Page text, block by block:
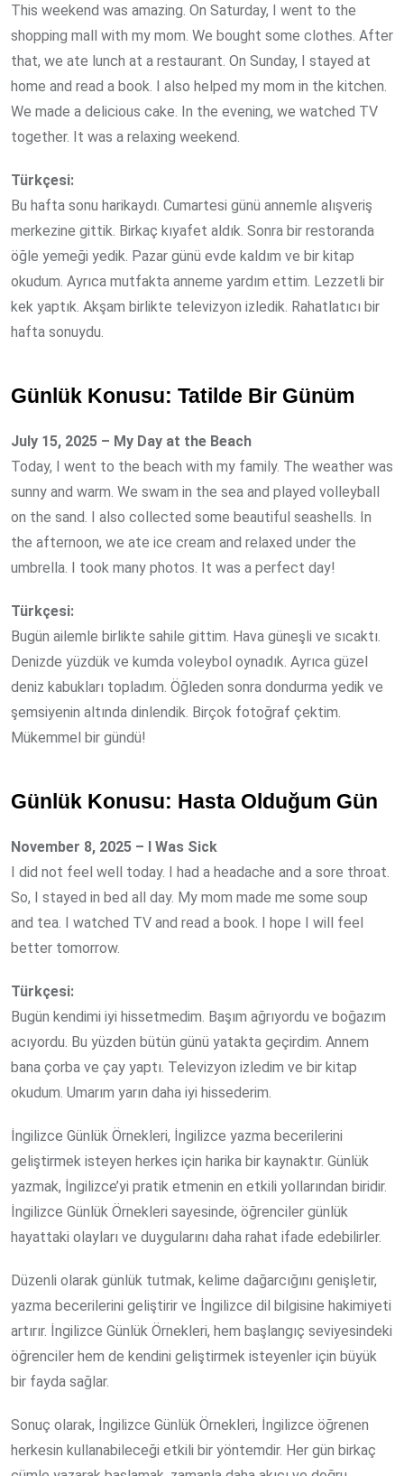
This weekend was amazing. On Saturday, I went to the
shopping mall with my mom. We bought some clothes. After
that, we ate lunch at a restaurant. On Sunday, I stayed at
home and read a book. I also helped my mom in the kitchen.
We made a delicious cake. In the evening, we watched TV
together. It was a relaxing weekend.
Türkçesi:
Bu hafta sonu harikaydı. Cumartesi günü annemle alışveriş
merkezine gittik. Birkaç kıyafet aldık. Sonra bir restoranda
öğle yemeği yedik. Pazar günü evde kaldım ve bir kitap
okudum. Ayrıca mutfakta anneme yardım ettim. Lezzetli bir
kek yaptık. Akşam birlikte televizyon izledik. Rahatlatıcı bir
hafta sonuydu.
Günlük Konusu: Tatilde Bir Günüm
July 15, 2025 – My Day at the Beach
Today, I went to the beach with my family. The weather was
sunny and warm. We swam in the sea and played volleyball
on the sand. I also collected some beautiful seashells. In
the afternoon, we ate ice cream and relaxed under the
umbrella. I took many photos. It was a perfect day!
Türkçesi:
Bugün ailemle birlikte sahile gittim. Hava güneşli ve sıcaktı.
Denizde yüzdük ve kumda voleybol oynadık. Ayrıca güzel
deniz kabukları topladım. Öğleden sonra dondurma yedik ve
şemsiyenin altında dinlendik. Birçok fotoğraf çektim.
Mükemmel bir gündü!
Günlük Konusu: Hasta Olduğum Gün
November 8, 2025 – I Was Sick
I did not feel well today. I had a headache and a sore throat.
So, I stayed in bed all day. My mom made me some soup
and tea. I watched TV and read a book. I hope I will feel
better tomorrow.
Türkçesi:
Bugün kendimi iyi hissetmedim. Başım ağrıyordu ve boğazım
acıyordu. Bu yüzden bütün günü yatakta geçirdim. Annem
bana çorba ve çay yaptı. Televizyon izledim ve bir kitap
okudum. Umarım yarın daha iyi hissederim.
İngilizce Günlük Örnekleri, İngilizce yazma becerilerini
geliştirmek isteyen herkes için harika bir kaynaktır. Günlük
yazmak, İngilizce’yi pratik etmenin en etkili yollarından biridir.
İngilizce Günlük Örnekleri sayesinde, öğrenciler günlük
hayattaki olayları ve duygularını daha rahat ifade edebilirler.
Düzenli olarak günlük tutmak, kelime dağarcığını genişletir,
yazma becerilerini geliştirir ve İngilizce dil bilgisine hakimiyeti
artırır. İngilizce Günlük Örnekleri, hem başlangıç seviyesindeki
öğrenciler hem de kendini geliştirmek isteyenler için büyük
bir fayda sağlar.
Sonuç olarak, İngilizce Günlük Örnekleri, İngilizce öğrenen
herkesin kullanabileceği etkili bir yöntemdir. Her gün birkaç